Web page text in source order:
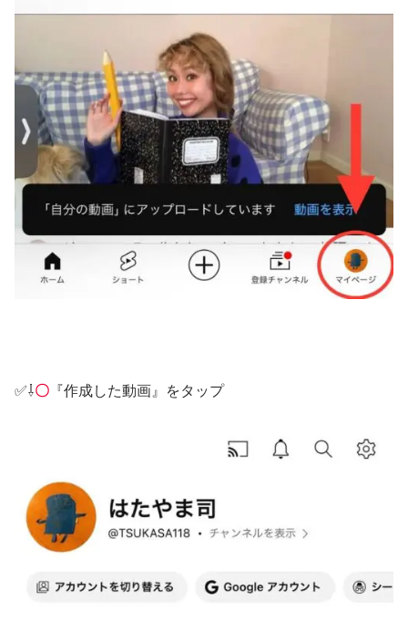
✅⇩〇 『作成した動画』をタップ